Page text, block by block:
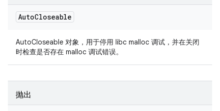
AutoCloseable
AutoCloseable 对象，用于停用 libc malloc 调试，并在关闭
时检查是否存在 malloc 调试错误。
抛出